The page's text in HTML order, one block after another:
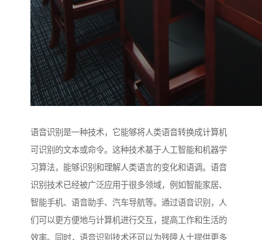
语音识别是一种技术，它能够将人类语音转换成计算机
可识别的文本或命令。这种技术基于人工智能和机器学
习算法，能够识别和理解人类语言的变化和语调。语音
识别技术已经被广泛应用于很多领域，例如智能家居、
智能手机、语音助手、汽车导航等。通过语音识别，人
们可以更方便地与计算机进行交互，提高工作和生活的
效率。同时，语音识别技术还可以为残障人士提供更多